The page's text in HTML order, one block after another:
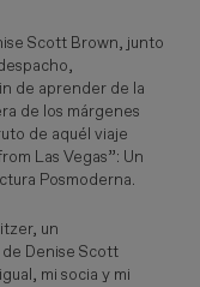
Scott Brown, junto
de aprender de la
de los márgenes
de aquél viaje
Las Vegas”: Un
Posmoderna.
un
Denise Scott
mi socia y mi